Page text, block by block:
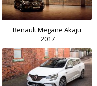
Renault Megane Akaju
'2017